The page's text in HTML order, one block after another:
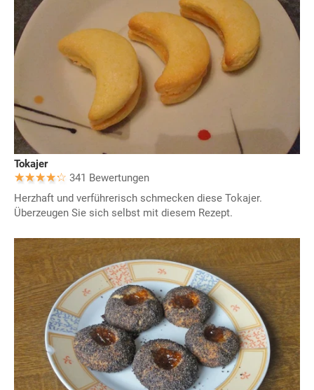
Tokajer
341 Bewertungen
Herzhaft und verführerisch schmecken diese Tokajer.
Überzeugen Sie sich selbst mit diesem Rezept.